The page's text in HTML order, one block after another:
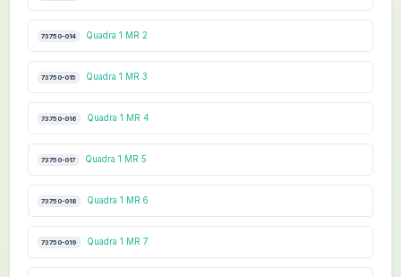
73750-014 Quadra 1 MR 2
73750-015 Quadra 1 MR 3
73750-016 Quadra 1 MR 4
73750-017 Quadra 1 MR 5
73750-018 Quadra 1 MR 6
73750-019 Quadra 1 MR 7